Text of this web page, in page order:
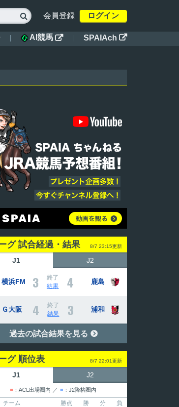
 会員登録 ログイン
AI競馬  SPAIAch 
グ 試合経過・結果 8/7 23:15更新
J1 J2
横浜FM 3
終了
結果
4 鹿島
Ｇ大阪 4
終了
結果
3 浦和
過去の試合結果を見る 
グ 順位表 8/7 22:01更新
J1 J2
■ ：ACL出場圏内 ／ ■ ：J2降格圏内
チーム 勝点 勝 分 負